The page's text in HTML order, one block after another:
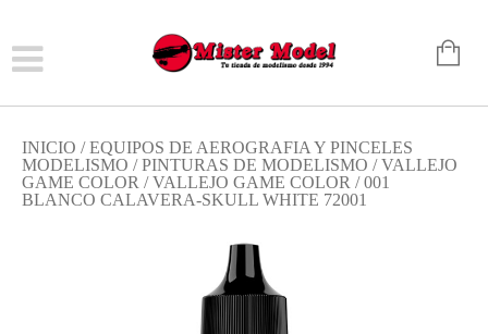
INICIO /EQUIPOS DE AEROGRAFIA Y PINCELES
MODELISMO /PINTURAS DE MODELISMO /VALLEJO
GAME COLOR /VALLEJO GAME COLOR / 001
BLANCO CALAVERA-SKULL WHITE 72001